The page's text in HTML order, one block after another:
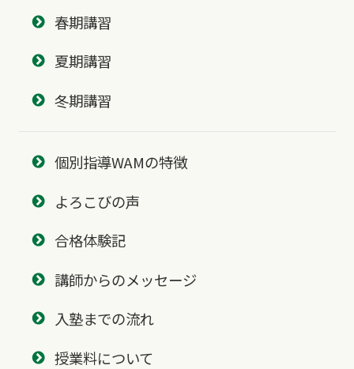
春期講習
夏期講習
冬期講習
個別指導WAMの特徴
よろこびの声
合格体験記
講師からのメッセージ
入塾までの流れ
授業料について